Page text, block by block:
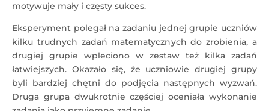
motywuje mały i częsty sukces.
Eksperyment polegał na zadaniu jednej grupie uczniów
kilku trudnych zadań matematycznych do zrobienia, a
drugiej grupie wpleciono w zestaw też kilka zadań
łatwiejszych. Okazało się, że uczniowie drugiej grupy
byli bardziej chętni do podjęcia następnych wyzwań.
Druga grupa dwukrotnie częściej oceniała wykonanie